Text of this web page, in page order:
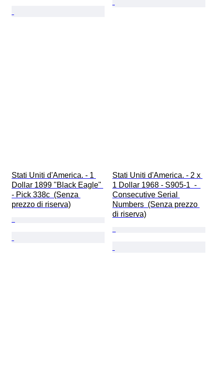
Stati Uniti d'America. - 1
Dollar 1899 "Black Eagle"
- Pick 338c  (Senza
prezzo di riserva)
Stati Uniti d'America. - 2 x
1 Dollar 1968 - S905-1  -
Consecutive Serial
Numbers  (Senza prezzo
di riserva)